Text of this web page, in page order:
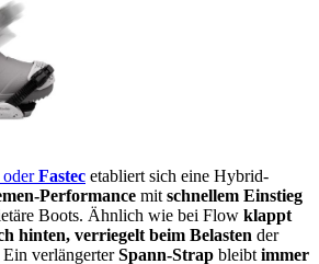
oderFastec etabliert sich eine Hybrid-
Performance mit schnellem Einstieg
Boots. Ähnlich wie bei Flow klappt
hinten, verriegelt beim Belasten der
Ein verlängerterSpann-Strap bleibt immer